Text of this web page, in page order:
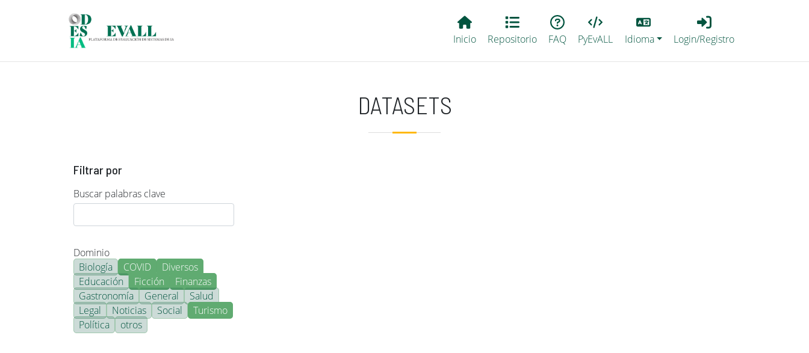
Main EvALL
Inicio Repositorio FAQ PyEvALL
Lang
Idioma
Login_Registro
Login/Registro
DATASETS
Filtrar por
Buscar palabras clave
Dominio
Biología
COVID
Diversos
Educación
Ficción
Finanzas
Gastronomía
General
Salud
Legal
Noticias Social
Turismo
Política
otros